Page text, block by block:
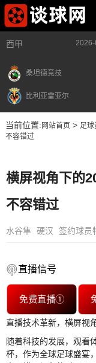
西甲
桑坦德竞技
比利亚雷亚尔
当前位置: 网站首页> 足球
不容错过
横屏视角下的
不容错过
水谷隼 硬汉 签约球员
直播信号
免费直播①
直播技术革新，横屏视
随着科技的发展，观看
杯，作为全球足球盛宴